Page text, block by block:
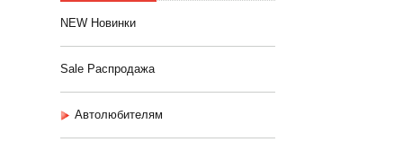
NEW Новинки
Sale Распродажа
Автолюбителям